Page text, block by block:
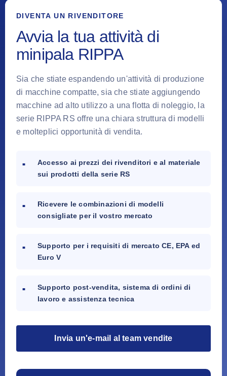
DIVENTA UN RIVENDITORE
Avvia la tua attività di
minipala RIPPA
Sia che stiate espandendo un'attività di produzione
di macchine compatte, sia che stiate aggiungendo
macchine ad alto utilizzo a una flotta di noleggio, la
serie RIPPA RS offre una chiara struttura di modelli
e molteplici opportunità di vendita.
Accesso ai prezzi dei rivenditori e al materiale
sui prodotti della serie RS
Ricevere le combinazioni di modelli
consigliate per il vostro mercato
Supporto per i requisiti di mercato CE, EPA ed
Euro V
Supporto post-vendita, sistema di ordini di
lavoro e assistenza tecnica
Invia un'e-mail al team vendite